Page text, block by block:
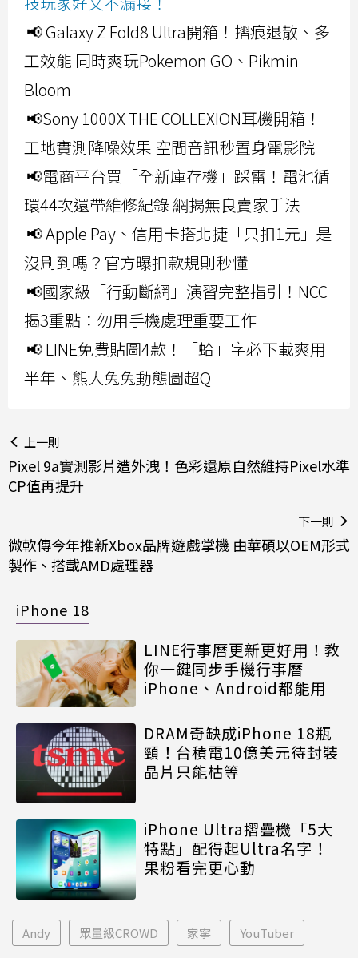
📢 Galaxy Z Fold8 Ultra開箱！摺痕退散、多
工效能 同時爽玩Pokemon GO、Pikmin
Bloom
📢Sony 1000X THE COLLEXION耳機開箱！
工地實測降噪效果 空間音訊秒置身電影院
📢電商平台買「全新庫存機」踩雷！電池循
環44次還帶維修紀錄 網揭無良賣家手法
📢 Apple Pay、信用卡搭北捷「只扣1元」是
沒刷到嗎？官方曝扣款規則秒懂
📢國家級「行動斷網」演習完整指引！NCC
揭3重點：勿用手機處理重要工作
📢 LINE免費貼圖4款！「蛤」字必下載爽用
半年、熊大兔兔動態圖超Q
上一則
Pixel 9a實測影片遭外洩！色彩還原自然維持Pixel水準
CP值再提升
下一則
微軟傳今年推新Xbox品牌遊戲掌機 由華碩以OEM形式
製作、搭載AMD處理器
iPhone 18
LINE行事曆更新更好用！教
你一鍵同步手機行事曆
iPhone、Android都能用
DRAM奇缺成iPhone 18瓶
頸！台積電10億美元待封裝
晶片只能枯等
iPhone Ultra摺疊機「5大
特點」配得起Ultra名字！
果粉看完更心動
Andy 眾量級CROWD 家寧 YouTuber